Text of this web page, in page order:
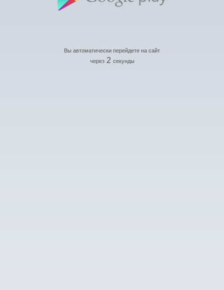
Вы автоматически перейдете на сайт
через 2 секунды